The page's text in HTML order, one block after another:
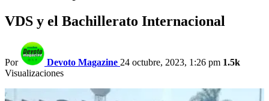
VDS y el Bachillerato Internacional
Por Devoto Magazine 24 octubre, 2023, 1:26 pm 1.5k
Visualizaciones